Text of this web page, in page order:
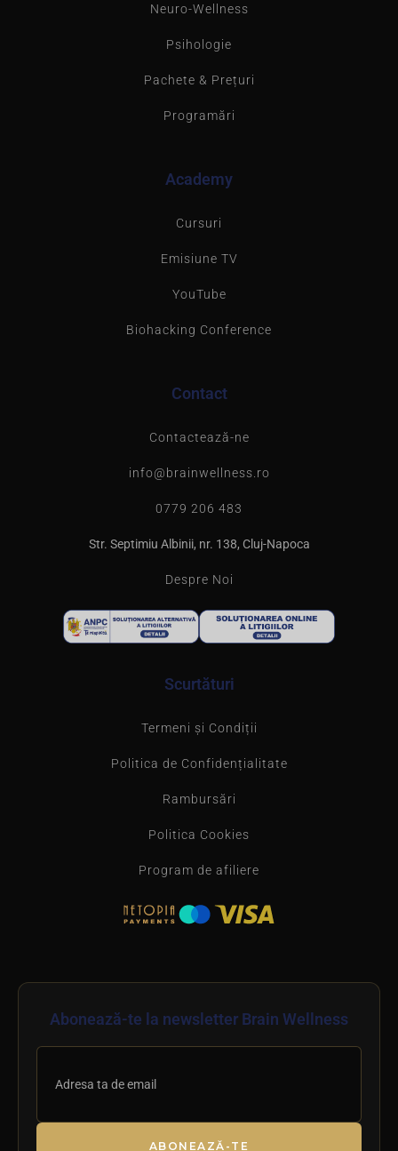
Neuro-Wellness
Psihologie
Pachete & Prețuri
Programări
Academy
Cursuri
Emisiune TV
YouTube
Biohacking Conference
Contact
Contactează-ne
info@brainwellness.ro
0779 206 483
Str. Septimiu Albinii, nr. 138, Cluj-Napoca
Despre Noi
Scurtături
Termeni și Condiții
Politica de Confidențialitate
Rambursări
Politica Cookies
Program de afiliere
Abonează-te la newsletter Brain Wellness
ABONEAZĂ-TE